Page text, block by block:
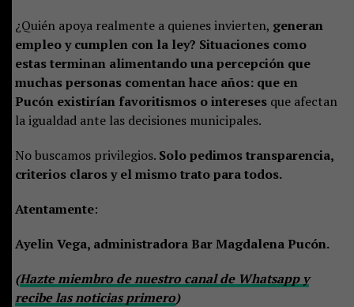
¿Quién apoya realmente a quienes invierten, generan
empleo y cumplen con la ley? Situaciones como
estas terminan alimentando una percepción que
muchas personas comentan hace años: que en
Pucón existirían favoritismos o intereses que afectan
la igualdad ante las decisiones municipales.
No buscamos privilegios. Solo pedimos transparencia,
criterios claros y el mismo trato para todos.
Atentamente:
Ayelin Vega, administradora Bar Magdalena Pucón.
(Hazte miembro de nuestro canal de Whatsapp y
recibe las noticias primero)